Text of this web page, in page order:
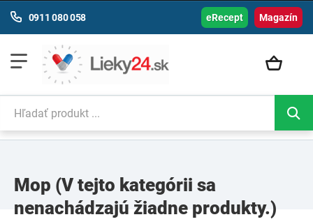
Magazín
0911 080 058 eRecept
Mop (V tejto kategórii sa
nenachádzajú žiadne produkty.)